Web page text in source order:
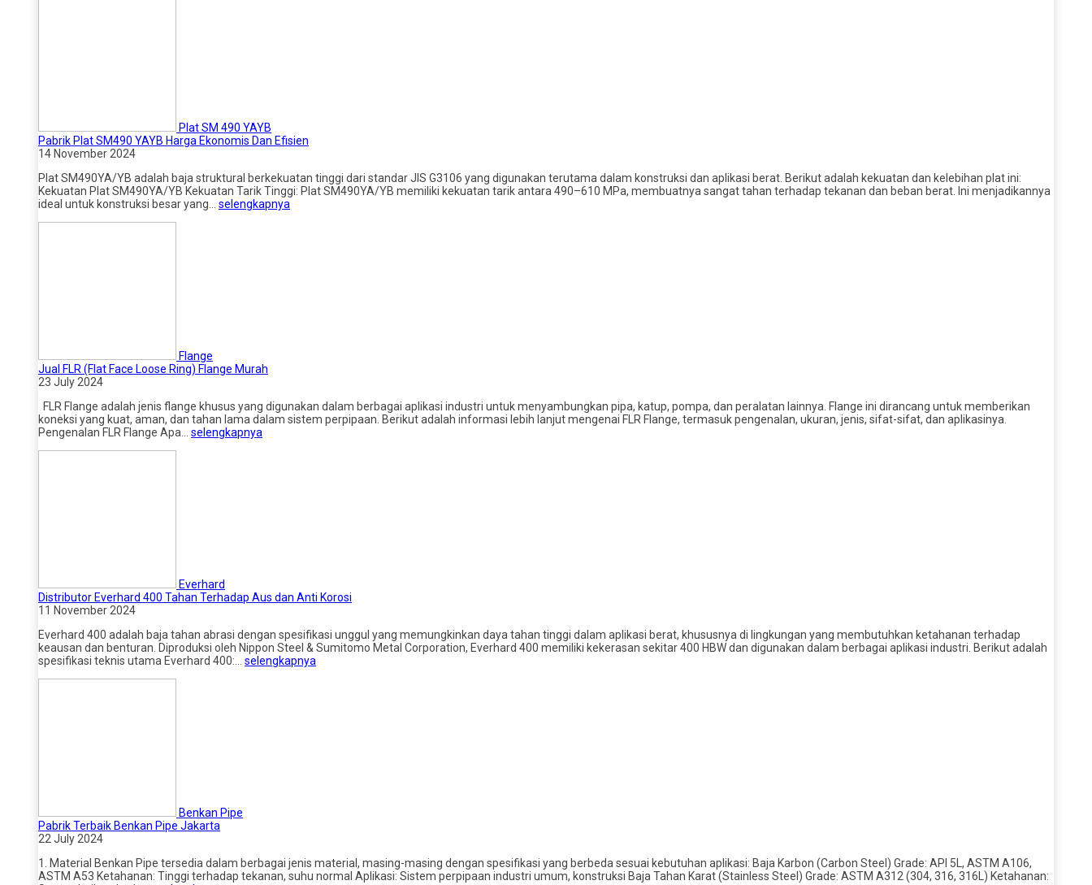
Plat SM 490 YAYB
Pabrik Plat SM490 YAYB Harga Ekonomis Dan Efisien
14 November 2024
Plat SM490YA/YB adalah baja struktural berkekuatan tinggi dari standar JIS G3106 yang digunakan terutama dalam konstruksi dan aplikasi berat. Berikut adalah kekuatan dan kelebihan plat ini:
Kekuatan Plat SM490YA/YB Kekuatan Tarik Tinggi: Plat SM490YA/YB memiliki kekuatan tarik antara 490–610 MPa, membuatnya sangat tahan terhadap tekanan dan beban berat. Ini menjadikannya
ideal untuk konstruksi besar yang… selengkapnya
Flange
Jual FLR (Flat Face Loose Ring) Flange Murah
23 July 2024
FLR Flange adalah jenis flange khusus yang digunakan dalam berbagai aplikasi industri untuk menyambungkan pipa, katup, pompa, dan peralatan lainnya. Flange ini dirancang untuk memberikan
koneksi yang kuat, aman, dan tahan lama dalam sistem perpipaan. Berikut adalah informasi lebih lanjut mengenai FLR Flange, termasuk pengenalan, ukuran, jenis, sifat-sifat, dan aplikasinya.
Pengenalan FLR Flange Apa… selengkapnya
Everhard
Distributor Everhard 400 Tahan Terhadap Aus dan Anti Korosi
11 November 2024
Everhard 400 adalah baja tahan abrasi dengan spesifikasi unggul yang memungkinkan daya tahan tinggi dalam aplikasi berat, khususnya di lingkungan yang membutuhkan ketahanan terhadap
keausan dan benturan. Diproduksi oleh Nippon Steel & Sumitomo Metal Corporation, Everhard 400 memiliki kekerasan sekitar 400 HBW dan digunakan dalam berbagai aplikasi industri. Berikut adalah
spesifikasi teknis utama Everhard 400:… selengkapnya
Benkan Pipe
Pabrik Terbaik Benkan Pipe Jakarta
22 July 2024
1. Material Benkan Pipe tersedia dalam berbagai jenis material, masing-masing dengan spesifikasi yang berbeda sesuai kebutuhan aplikasi: Baja Karbon (Carbon Steel) Grade: API 5L, ASTM A106,
ASTM A53 Ketahanan: Tinggi terhadap tekanan, suhu normal Aplikasi: Sistem perpipaan industri umum, konstruksi Baja Tahan Karat (Stainless Steel) Grade: ASTM A312 (304, 316, 316L) Ketahanan: